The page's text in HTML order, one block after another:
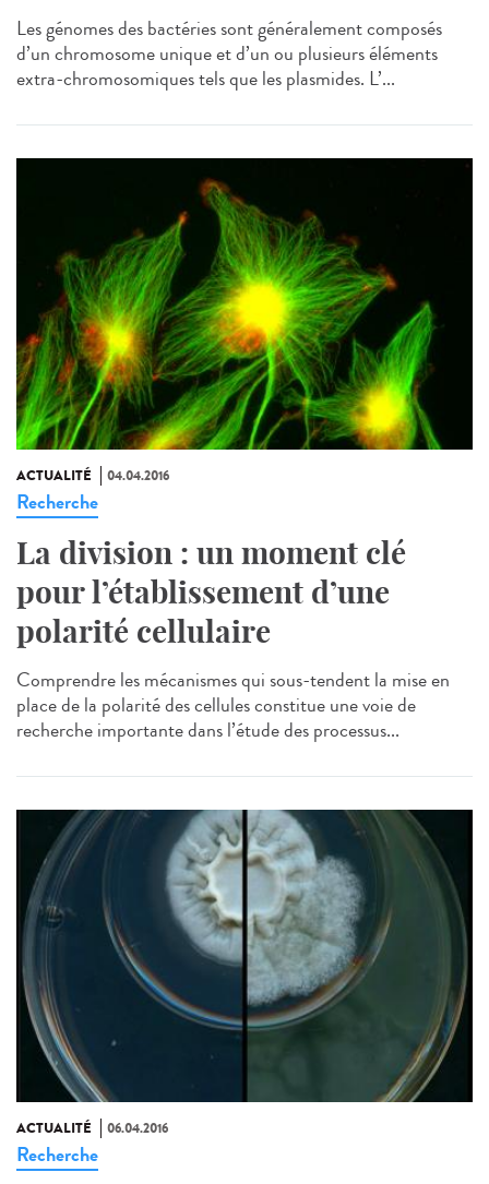
Les génomes des bactéries sont généralement composés
d’un chromosome unique et d’un ou plusieurs éléments
extra-chromosomiques tels que les plasmides. L’...
ACTUALITÉ 04.04.2016
Recherche
La division : un moment clé
pour l’établissement d’une
polarité cellulaire
Comprendre les mécanismes qui sous-tendent la mise en
place de la polarité des cellules constitue une voie de
recherche importante dans l’étude des processus...
ACTUALITÉ 06.04.2016
Recherche